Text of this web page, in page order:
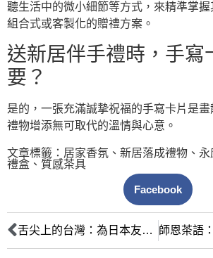
聽生活中的微小細節等方式，來精準掌
組合式或客製化的贈禮方案。
送新居伴手禮時，手寫
要？
是的，一張充滿誠摯祝福的手寫卡片是
禮物增添無可取代的溫情與心意。
文章標籤： 居家香氛 、 新居落成禮物 、 永
禮盒 、 質感茶具
Facebook
舌尖上的台灣：為日本友人精選在地伴手禮，細品文化之禮